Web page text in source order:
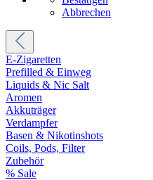
Abbrechen
E-Zigaretten
Prefilled & Einweg
Liquids & Nic Salt
Aromen
Akkuträger
Verdampfer
Basen & Nikotinshots
Coils, Pods, Filter
Zubehör
% Sale